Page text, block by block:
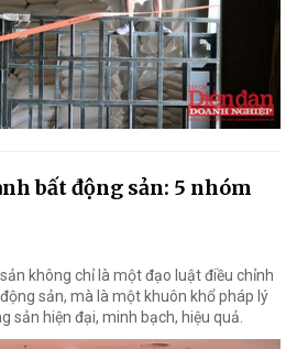
bất động sản: 5 nhóm
không chỉ là một đạo luật điều chỉnh
sản, mà là một khuôn khổ pháp lý
sản hiện đại, minh bạch, hiệu quả.